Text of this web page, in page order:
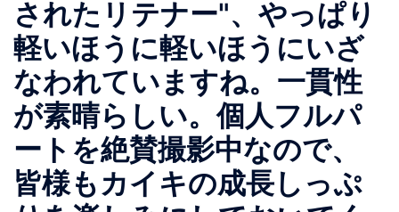
されたリテナー"、やっぱり
軽いほうに軽いほうにいざ
なわれていますね。一貫性
が素晴らしい。個人フルパ
ートを絶賛撮影中なので、
皆様もカイキの成長しっぷ